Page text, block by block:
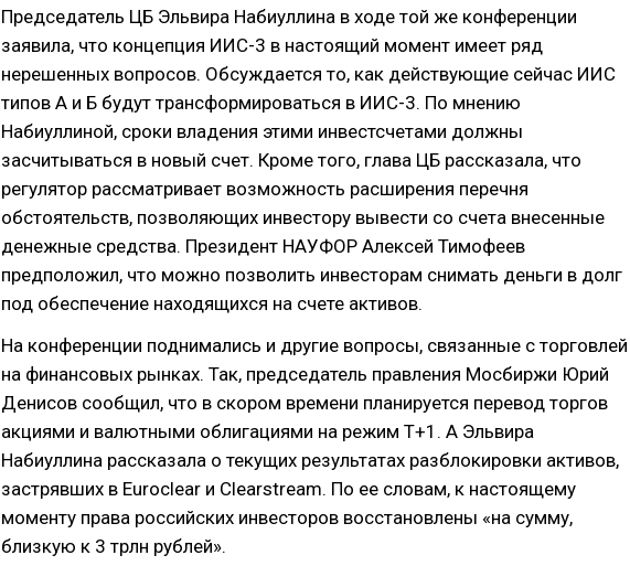
Председатель ЦБ Эльвира Набиуллина в ходе той же конференции
заявила, что концепция ИИС-3 в настоящий момент имеет ряд
нерешенных вопросов. Обсуждается то, как действующие сейчас ИИС
типов А и Б будут трансформироваться в ИИС-3. По мнению
Набиуллиной, сроки владения этими инвестсчетами должны
засчитываться в новый счет. Кроме того, глава ЦБ рассказала, что
регулятор рассматривает возможность расширения перечня
обстоятельств, позволяющих инвестору вывести со счета внесенные
денежные средства. Президент НАУФОР Алексей Тимофеев
предположил, что можно позволить инвесторам снимать деньги в долг
под обеспечение находящихся на счете активов.
На конференции поднимались и другие вопросы, связанные с торговлей
на финансовых рынках. Так, председатель правления Мосбиржи Юрий
Денисов сообщил, что в скором времени планируется перевод торгов
акциями и валютными облигациями на режим Т+1. А Эльвира
Набиуллина рассказала о текущих результатах разблокировки активов,
застрявших в Euroclear и Clearstream. По ее словам, к настоящему
моменту права российских инвесторов восстановлены «на сумму,
близкую к 3 трлн рублей».